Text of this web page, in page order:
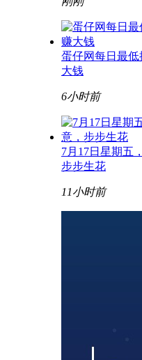
蛋仔网每日最
大钱
6小时前
7月17日星期五
步步生花
11小时前